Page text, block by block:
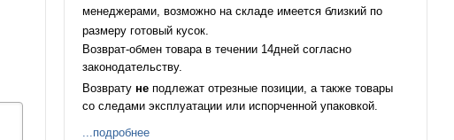
менеджерами, возможно на складе имеется близкий по
размеру готовый кусок.
Возврат-обмен товара в течении 14дней согласно
законодательству.
Возвратуне подлежат отрезные позиции, а также товары
со следами эксплуатации или испорченной упаковкой.
...подробнее